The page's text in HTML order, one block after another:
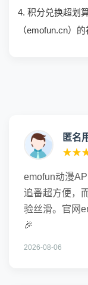
4. 积分兑换超划
（emofun.cn）
匿名
emofun动漫
追番超方便，
验丝滑。官网
🎉
2026-08-06